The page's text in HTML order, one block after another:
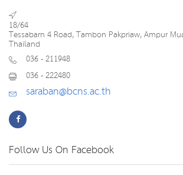
18/64
Tessabarn 4 Road, Tambon Pakpriaw, Ampur
Thailand
036 - 211948
036 - 222480
saraban@bcns.ac.th
Follow Us On Facebook